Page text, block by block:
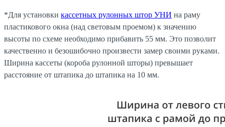
*Для установки кассетных рулонных штор УНИ на раму
пластикового окна (над световым проемом) к значению
высоты по схеме необходимо прибавить 55 мм. Это позволит
качественно и безошибочно произвести замер своими руками.
Ширина кассеты (короба рулонной шторы) превышает
расстояние от штапика до штапика на 10 мм.